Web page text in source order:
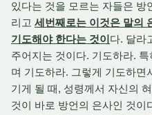
있다는 것을 모르는 자들은 방
리고 세번째로는 이것은 말의
기도해야 한다는 것이다. 달라
주어지는 것이다. 기도하라.
며 기도하라. 그렇게 기도하면
기게 될 때, 성령께서 자신의
것이 바로 방언의 은사인 것이